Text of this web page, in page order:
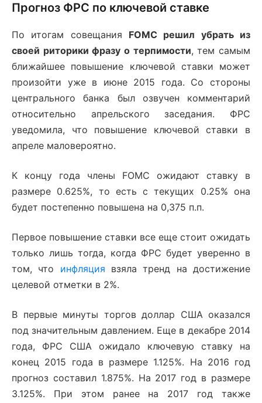
Прогноз ФРС по ключевой ставке
По итогам совещания FOMC решил убрать из
своей риторики фразу о терпимости, тем самым
ближайшее повышение ключевой ставки может
произойти уже в июне 2015 года. Со стороны
центрального банка был озвучен комментарий
относительно апрельского заседания. ФРС
уведомила, что повышение ключевой ставки в
апреле маловероятно.
К концу года члены FOMC ожидают ставку в
размере 0.625%, то есть с текущих 0.25% она
будет постепенно повышена на 0,375 п.п.
Первое повышение ставки все еще стоит ожидать
только лишь тогда, когда ФРС будет уверенно в
том, что инфляция взяла тренд на достижение
целевой отметки в 2%.
В первые минуты торгов доллар США оказался
под значительным давлением. Еще в декабре 2014
года, ФРС США ожидало ключевую ставку на
конец 2015 года в размере 1.125%. На 2016 год
прогноз составил 1.875%. На 2017 год в размере
3.125%. При этом ранее на 2017 год также